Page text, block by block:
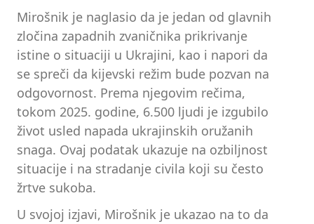
Mirošnik je naglasio da je jedan od glavnih
zločina zapadnih zvaničnika prikrivanje
istine o situaciji u Ukrajini, kao i napori da
se spreči da kijevski režim bude pozvan na
odgovornost. Prema njegovim rečima,
tokom 2025. godine, 6.500 ljudi je izgubilo
život usled napada ukrajinskih oružanih
snaga. Ovaj podatak ukazuje na ozbiljnost
situacije i na stradanje civila koji su često
žrtve sukoba.
U svojoj izjavi, Mirošnik je ukazao na to da